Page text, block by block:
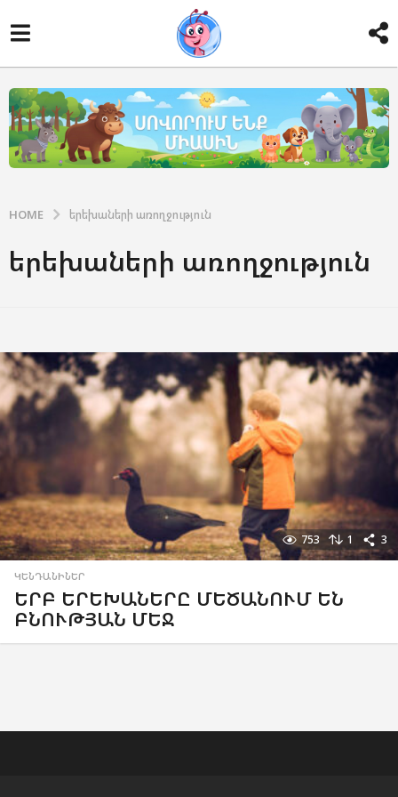
HOME երեխաների առողջություն
երեխաների առողջություն
753 1 3
ԿԵՆԴԱՆԻՆԵՐ
ԵՐԲ ԵՐԵԽԱՆԵՐԸ ՄԵԾԱՆՈՒՄ ԵՆ
ԲՆՈՒԹՅԱՆ ՄԵՋ